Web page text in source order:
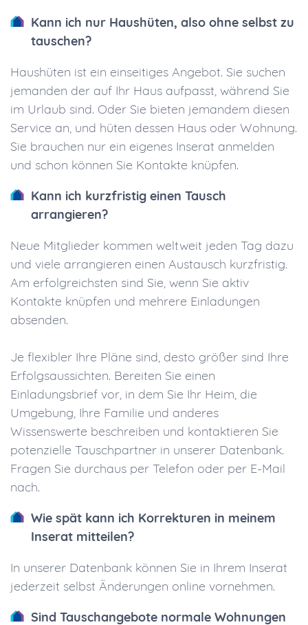
Kann ich nur Haushüten, also ohne selbst zu
tauschen?
Haushüten ist ein einseitiges Angebot. Sie suchen
jemanden der auf Ihr Haus aufpasst, während Sie
im Urlaub sind. Oder Sie bieten jemandem diesen
Service an, und hüten dessen Haus oder Wohnung.
Sie brauchen nur ein eigenes Inserat anmelden
und schon können Sie Kontakte knüpfen.
Kann ich kurzfristig einen Tausch
arrangieren?
Neue Mitglieder kommen weltweit jeden Tag dazu
und viele arrangieren einen Austausch kurzfristig.
Am erfolgreichsten sind Sie, wenn Sie aktiv
Kontakte knüpfen und mehrere Einladungen
absenden.
Je flexibler Ihre Pläne sind, desto größer sind Ihre
Erfolgsaussichten. Bereiten Sie einen
Einladungsbrief vor, in dem Sie Ihr Heim, die
Umgebung, Ihre Familie und anderes
Wissenswerte beschreiben und kontaktieren Sie
potenzielle Tauschpartner in unserer Datenbank.
Fragen Sie durchaus per Telefon oder per E-Mail
nach.
Wie spät kann ich Korrekturen in meinem
Inserat mitteilen?
In unserer Datenbank können Sie in Ihrem Inserat
jederzeit selbst Änderungen online vornehmen.
Sind Tauschangebote normale Wohnungen